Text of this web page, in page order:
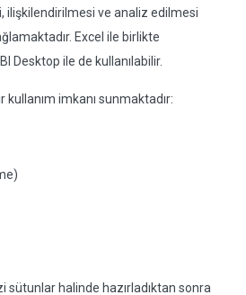
ilişkilendirilmesi ve analiz edilmesi
Excel ile birlikte
Desktop ile de kullanılabilir.
kullanım imkanı sunmaktadır:
sütunlar halinde hazırladıktan sonra